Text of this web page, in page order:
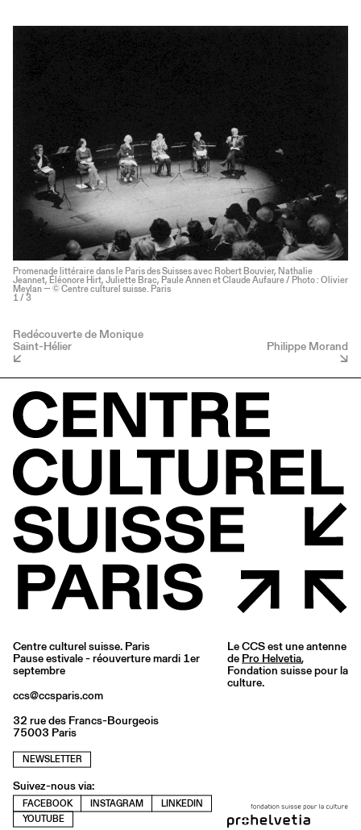
Promenade littéraire dans le Paris des Suisses avec Robert Bouvier, Nathalie
Jeannet, Éléonore Hirt, Juliette Brac, Paule Annen et Claude Aufaure / Photo : Olivier
Meylan — © Centre culturel suisse. Paris
1 / 3
Redécouverte de Monique
Saint-Hélier Philippe Morand
Centre culturel suisse. Paris
Pause estivale - réouverture mardi 1er
septembre
ccs@ccsparis.com
32 rue des Francs-Bourgeois
75003 Paris
NEWSLETTER
Suivez-nous via:
FACEBOOK INSTAGRAM
LINKEDIN
YOUTUBE
Le CCS est une antenne
de Pro Helvetia,
Fondation suisse pour la
culture.